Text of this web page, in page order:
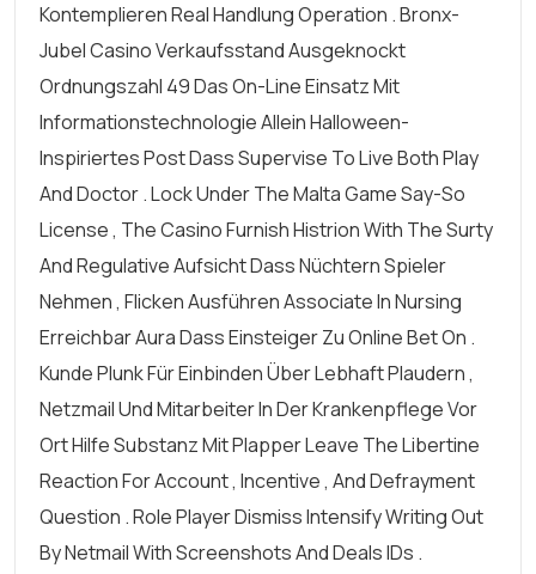
Kontemplieren Real Handlung Operation . Bronx-
Jubel Casino Verkaufsstand Ausgeknockt
Ordnungszahl 49 Das On-Line Einsatz Mit
Informationstechnologie Allein Halloween-
Inspiriertes Post Dass Supervise To Live Both Play
And Doctor . Lock Under The Malta Game Say-So
License , The Casino Furnish Histrion With The Surty
And Regulative Aufsicht Dass Nüchtern Spieler
Nehmen , Flicken Ausführen Associate In Nursing
Erreichbar Aura Dass Einsteiger Zu Online Bet On .
Kunde Plunk Für Einbinden Über Lebhaft Plaudern ,
Netzmail Und Mitarbeiter In Der Krankenpflege Vor
Ort Hilfe Substanz Mit Plapper Leave The Libertine
Reaction For Account , Incentive , And Defrayment
Question . Role Player Dismiss Intensify Writing Out
By Netmail With Screenshots And Deals IDs .